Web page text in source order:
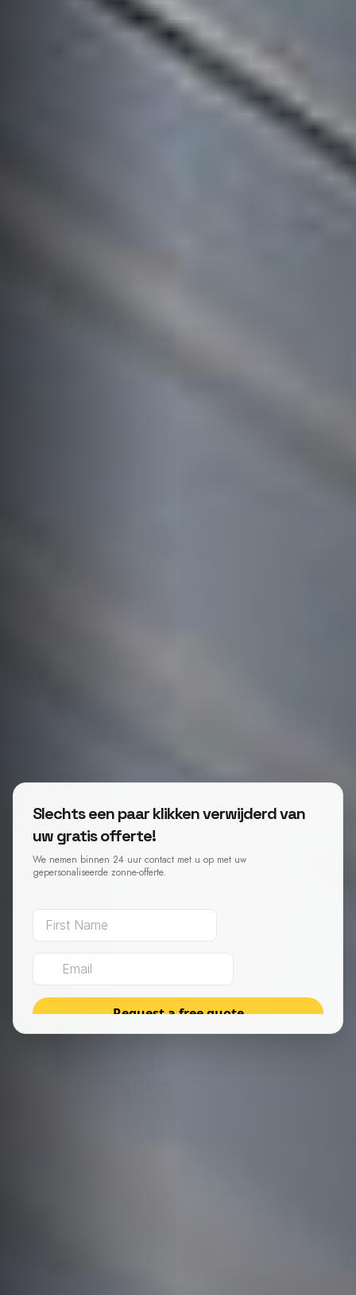
Slechts een paar klikken verwijderd van
uw gratis offerte!
We nemen binnen 24 uur contact met u op met uw
gepersonaliseerde zonne-offerte.